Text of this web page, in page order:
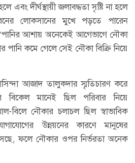
এবং দীর্ঘস্থায়ী জলাবদ্ধতা সৃষ্টি না হলে
লোকসানের মুখে পড়তে পারেন
আশায় অনেকেই আগেভাগে নৌকা
পানি কমে গেলে সেই নৌকা বিক্রি নিয়ে
আজাদ তালুকদার স্মৃতিচারণ করে
বিকেল মানেই ছিল পরিবার নিয়ে
বিলে নৌকার চলাচল ছিল স্বাভাবিক
উন্নয়নের কারণে মানুষের
ফলে নৌকার ওপর নির্ভরতা অনেক